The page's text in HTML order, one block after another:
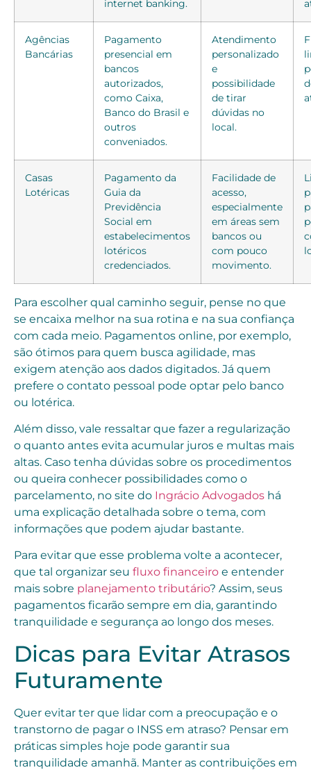
internet banking.
Agências
Bancárias
Pagamento
presencial em
bancos
autorizados,
como Caixa,
Banco do Brasil e
outros
conveniados.
Atendimento
personalizado
e
possibilidade
de tirar
dúvidas no
local.
Casas
Lotéricas
Pagamento da
Guia da
Previdência
Social em
estabelecimentos
lotéricos
credenciados.
Facilidade de
acesso,
especialmente
em áreas sem
bancos ou
com pouco
movimento.
Para escolher qual caminho seguir, pense no que
se encaixa melhor na sua rotina e na sua confiança
com cada meio. Pagamentos online, por exemplo,
são ótimos para quem busca agilidade, mas
exigem atenção aos dados digitados. Já quem
prefere o contato pessoal pode optar pelo banco
ou lotérica.
Além disso, vale ressaltar que fazer a regularização
o quanto antes evita acumular juros e multas mais
altas. Caso tenha dúvidas sobre os procedimentos
ou queira conhecer possibilidades como o
parcelamento, no site do Ingrácio Advogados há
uma explicação detalhada sobre o tema, com
informações que podem ajudar bastante.
Para evitar que esse problema volte a acontecer,
que tal organizar seu fluxo financeiro e entender
mais sobre planejamento tributário? Assim, seus
pagamentos ficarão sempre em dia, garantindo
tranquilidade e segurança ao longo dos meses.
Dicas para Evitar Atrasos
Futuramente
Quer evitar ter que lidar com a preocupação e o
transtorno de pagar o INSS em atraso? Pensar em
práticas simples hoje pode garantir sua
tranquilidade amanhã. Manter as contribuições em